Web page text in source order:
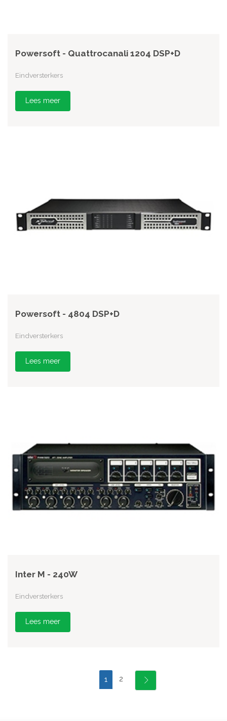
Powersoft - Quattrocanali 1204 DSP+D
Eindversterkers
Lees meer
Powersoft - 4804 DSP+D
Eindversterkers
Lees meer
Inter M - 240W
Eindversterkers
Lees meer
1 2